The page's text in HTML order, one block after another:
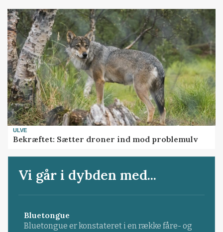
ULVE
Bekræftet: Sætter droner ind mod problemulv
Vi går i dybden med...
Bluetongue
Bluetongue er konstateret i en række fåre- og